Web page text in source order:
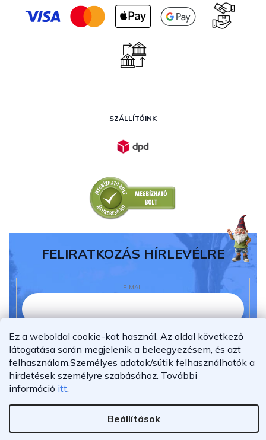
Ez a weboldal cookie-kat használ. Az oldal következő
látogatása során megjelenik a beleegyezésem, és azt
felhasználom.Személyes adatok/sütik felhasználhatók a
hirdetések személyre szabásához. További
információ itt.
Beállítások
SZÁLLÍTÓINK
FELIRATKOZÁS HÍRLEVÉLRE
E-MAIL
Elolvastam és megértettem azadatvédelmi
nyilatkozatot.
Feliratkozás
Shoptet Premium készítette